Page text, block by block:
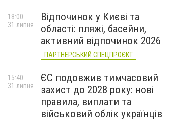
Відпочинок у Києві та
області: пляжі, басейни,
активний відпочинок 2026
ПАРТНЕРСЬКИЙ СПЕЦПРОЄКТ
18:00
31 липня
ЄС подовжив тимчасовий
захист до 2028 року: нові
правила, виплати та
військовий облік українців
15:40
31 липня